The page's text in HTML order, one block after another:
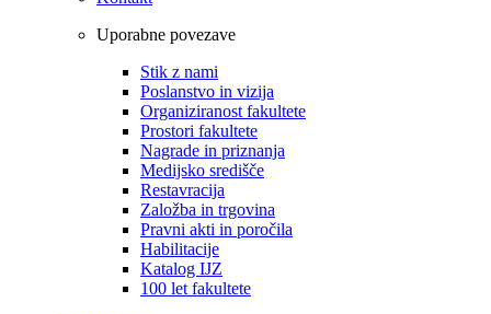
Uporabne povezave
Stik z nami
Poslanstvo in vizija
Organiziranost fakultete
Prostori fakultete
Nagrade in priznanja
Medijsko središče
Restavracija
Založba in trgovina
Pravni akti in poročila
Habilitacije
Katalog IJZ
100 let fakultete